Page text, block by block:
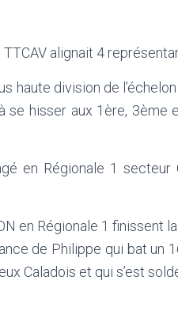
alignait 4
haute division de
se hisser aux 1ère,
en Régionale 1
en Régionale 1
de Philippe qui bat un
Caladois et qui s’est